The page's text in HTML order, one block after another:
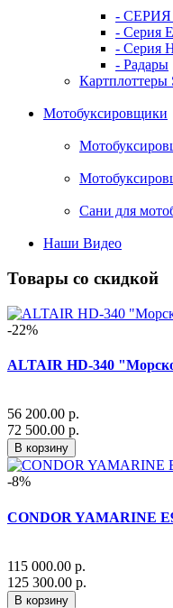
- СЕРИЯ
- Серия
- Серия
- Радары
Картплоттеры
Мотобуксировщики
Сани для
Наши Видео
Товары со скидкой
-22%
ALTAIR HD-340
56 200.00 р.
72 500.00 р.
В корзину
-8%
CONDOR YAMARINE
115 000.00 р.
125 300.00 р.
В корзину